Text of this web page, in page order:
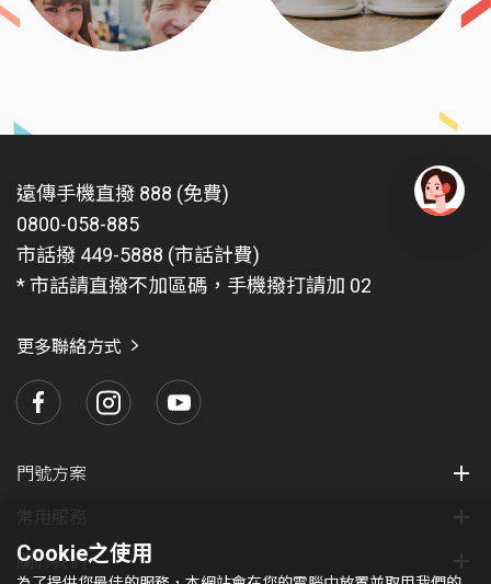
遠傳手機直撥 888 (免費)
0800-058-885
市話撥 449-5888 (市話計費)
* 市話請直撥不加區碼，手機撥打請加 02
更多聯絡方式
門號方案
關於我們
Cookie之使用